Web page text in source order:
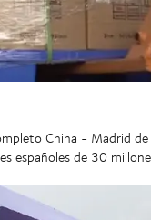
China - Madrid
españoles de 30